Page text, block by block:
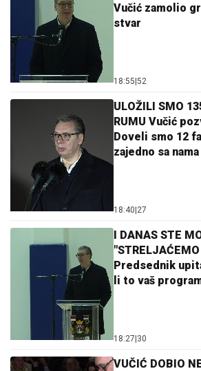
Vučić zamolio
stvar
18:55|52
ULOŽILI SMO
RUMU Vučić
Doveli smo 12
zajedno sa nama
18:40|27
I DANAS STE
Predsednik
li to vaš
18:27|30
VUČIĆ DOBIO